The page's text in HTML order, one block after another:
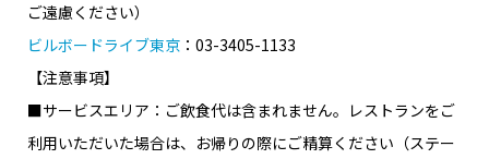
ご遠慮ください）
ビルボードライブ東京：03-3405-1133
【注意事項】
■サービスエリア：ご飲食代は含まれません。レストランをご
利用いただいた場合は、お帰りの際にご精算ください（ステー